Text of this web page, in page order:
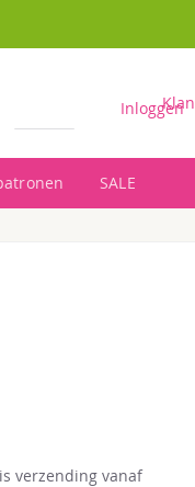
Zoeken
Inloggen
SALE
verzending vanaf